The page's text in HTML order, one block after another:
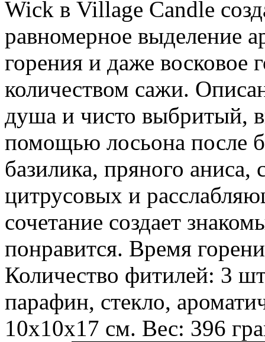
Wick в Village Candle
равномерное выделение
горения и даже восковое
количеством сажи.
душа и чисто выбритый,
помощью лосьона после
базилика, пряного аниса,
цитрусовых и
сочетание создает
понравится. Время
Количество фитилей: 3
парафин, стекло,
10х10х17 см. Вес: 396